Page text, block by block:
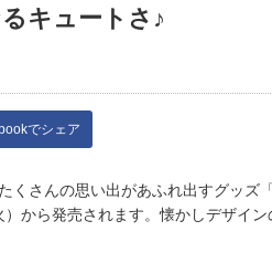
キュートさ♪
でシェア
くさんの思い出があふれ出すグッズ
から発売されます。懐かしデザイン